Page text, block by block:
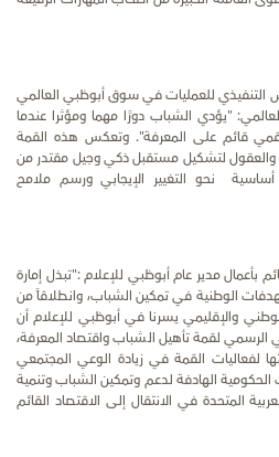
التنفيذي للعمليات في سوق أبوظبي العالمي
"يؤدي الشباب دورًا مهما ومؤثرا عندما
رقمي قائم على المعرفة". وتعكس هذه القمة
والعقول لتشكيل مستقبل ذكي وجيل مقتدر من
نحو التغيير الإيجابي ورسم ملامح
بأعمال مدير عام أبوظبي للإعلام :"تبذل إمارة
الوطنية في تمكين الشباب، وانطلاقاً من
والإقليمي يسرنا في أبوظبي للإعلام أن
الرسمي لقمة تأهيل الشباب واقتصاد المعرفة،
لفعاليات القمة في زيادة الوعي المجتمعي
الحكومية الهادفة لدعم وتمكين الشباب وتنمية
المتحدة في الانتقال إلى الاقتصاد القائم